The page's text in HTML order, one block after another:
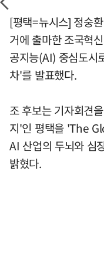
[평택=뉴시스] 정숭
거에 출마한 조국혁
공지능(AI) 중심도시
차'를 발표했다.
조 후보는 기자회견
지'인 평택을 'The
AI 산업의 두뇌와 심
밝혔다.